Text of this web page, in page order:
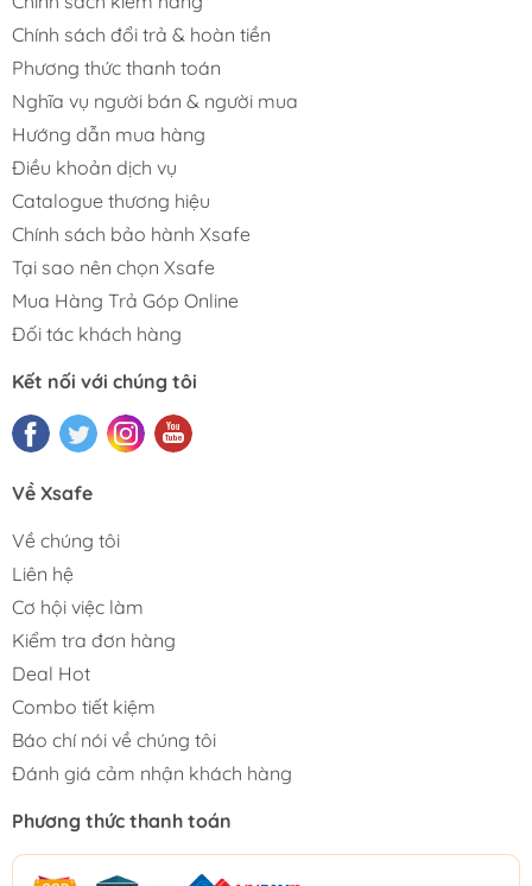
Chính sách đổi trả & hoàn tiền
Phương thức thanh toán
Nghĩa vụ người bán & người mua
Hướng dẫn mua hàng
Điều khoản dịch vụ
Catalogue thương hiệu
Chính sách bảo hành Xsafe
Tại sao nên chọn Xsafe
Mua Hàng Trả Góp Online
Đối tác khách hàng
Kết nối với chúng tôi
Về Xsafe
Về chúng tôi
Liên hệ
Cơ hội việc làm
Kiểm tra đơn hàng
Deal Hot
Combo tiết kiệm
Báo chí nói về chúng tôi
Đánh giá cảm nhận khách hàng
Phương thức thanh toán